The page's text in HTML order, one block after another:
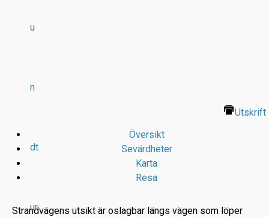
u
n
dt
ur
Utskrift
Översikt
Sevärdheter
Karta
Resa
Strandvägens utsikt är oslagbar längs vägen som löper